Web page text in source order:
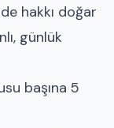
hakkı doğar
günlük
başına 5